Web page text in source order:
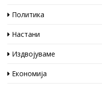
Политика
Настани
Издвојуваме
Економија